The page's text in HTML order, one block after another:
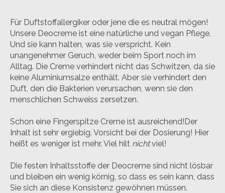
Für Duftstoffallergiker oder jene die es neutral mögen!
Unsere Deocreme ist eine natürliche und vegan Pflege.
Und sie kann halten, was sie verspricht. Kein
unangenehmer Geruch, weder beim Sport noch im
Alltag. Die Creme verhindert nicht das Schwitzen, da sie
keine Aluminiumsalze enthält. Aber sie verhindert den
Duft, den die Bakterien verursachen, wenn sie den
menschlichen Schweiss zersetzen.
Schon eine Fingerspitze Creme ist ausreichend!Der
Inhalt ist sehr ergiebig. Vorsicht bei der Dosierung! Hier
heißt es weniger ist mehr. Viel hilt nicht viel!
Die festen Inhaltsstoffe der Deocreme sind nicht lösbar
und bleiben ein wenig körnig, so dass es sein kann, dass
Sie sich an diese Konsistenz gewöhnen müssen.